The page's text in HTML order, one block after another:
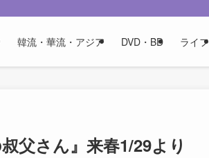
韓流・華流・アジア DVD・BD ライフ
父さん』来春1/29より